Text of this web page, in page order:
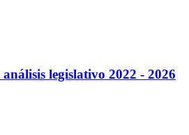
legislativo 2022 - 2026